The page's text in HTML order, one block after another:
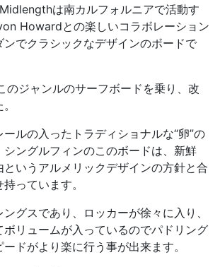
は南カルフォルニアで活動す
Howardとの楽しいコラボレーション
でクラシックなデザインのボードで
のジャンルのサーフボードを乗り、改
ルの入ったトラディショナルな“卵”の
シングルフィンのこのボードは、新鮮
というアルメリックデザインの方針と合
っています。
グスであり、ロッカーが徐々に入り、
リュームが入っているのでパドリング
ドがより楽に行う事が出来ます。